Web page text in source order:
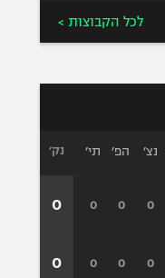
לכל הקבוצות >
נצ׳ הפ׳ תי׳
0
0
0
0
0
0
נק׳
0
0